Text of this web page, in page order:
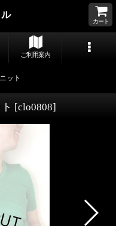
カート
ご利用案内
ット
[clo0808]